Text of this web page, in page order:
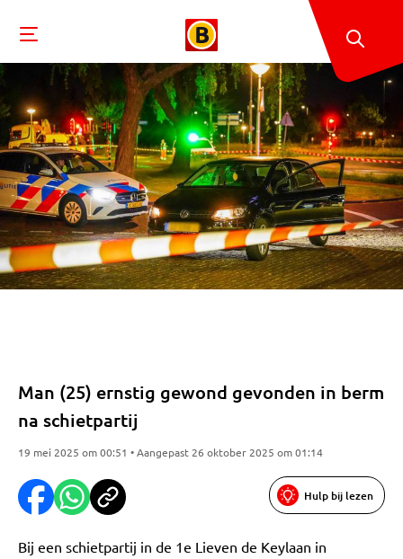
Man (25) ernstig gewond gevonden in berm
na schietpartij
19 mei 2025 om 00:51 • Aangepast 26 oktober 2025 om 01:14
Hulp bij lezen
Bij een schietpartij in de 1e Lieven de Keylaan in